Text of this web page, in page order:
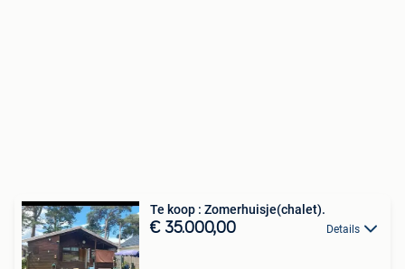
Te koop : Zomerhuisje(chalet).
€ 35.000,00 Details